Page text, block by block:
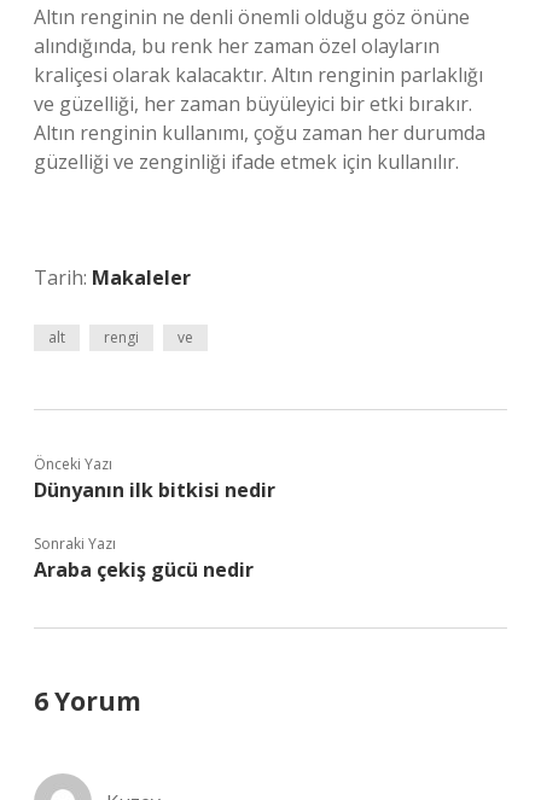
Altın renginin ne denli önemli olduğu göz önüne
alındığında, bu renk her zaman özel olayların
kraliçesi olarak kalacaktır. Altın renginin parlaklığı
ve güzelliği, her zaman büyüleyici bir etki bırakır.
Altın renginin kullanımı, çoğu zaman her durumda
güzelliği ve zenginliği ifade etmek için kullanılır.
Tarih: Makaleler
alt rengi ve
Önceki Yazı
Dünyanın ilk bitkisi nedir
Sonraki Yazı
Araba çekiş gücü nedir
6 Yorum